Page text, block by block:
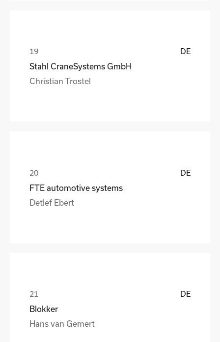
DE
Stahl CraneSystems GmbH
Christian Trostel
DE
FTE automotive systems
Detlef Ebert
DE
Blokker
Hans van Gemert